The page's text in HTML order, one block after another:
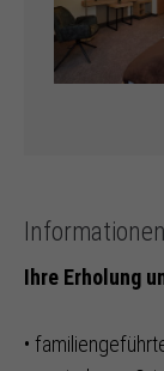
Ihre Erholung
•